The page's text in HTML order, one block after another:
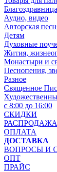
Благоздравница
Аудио, видео
Авторская
Детям
Духовные
Жития,
Монастыри и
Песнопения,
Разное
Священное
с 8:00 до 16:00
СКИДКИ
РАСПРОДАЖА
ОПЛАТА
ДОСТАВКА
ВОПРОСЫ И
ОПТ
ПРАЙС